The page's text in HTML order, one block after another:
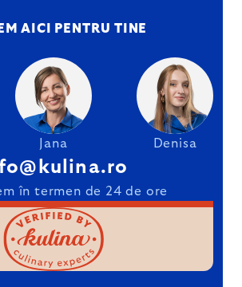
AICI PENTRU TINE
Jana Denisa
în termen de 24 de ore